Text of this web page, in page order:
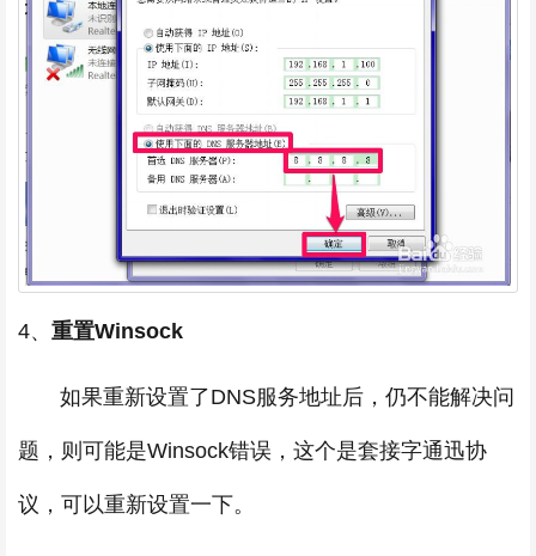
4、 重置Winsock
如果重新设置了DNS服务地址后，仍不能解决问
题，则可能是Winsock错误，这个是套接字通迅协
议，可以重新设置一下。